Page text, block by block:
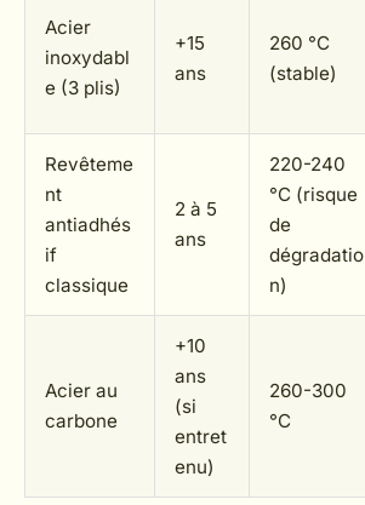
Acier
inoxydabl
e (3 plis)
+15
ans
260 °C
(stable)
Revêteme
nt
antiadhés
if
classique
2 à 5
ans
220-240
°C (risque
de
dégradatio
n)
Acier au
carbone
+10
ans
(si
entret
enu)
260-300
°C